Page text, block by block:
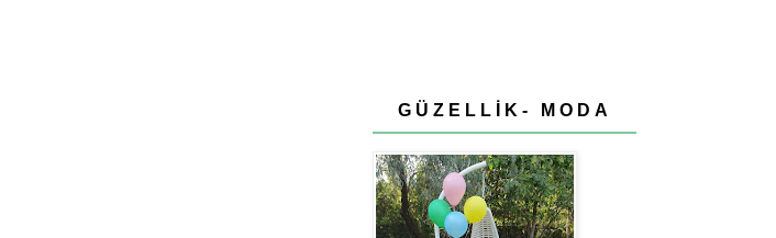
GÜZELLİK- MODA